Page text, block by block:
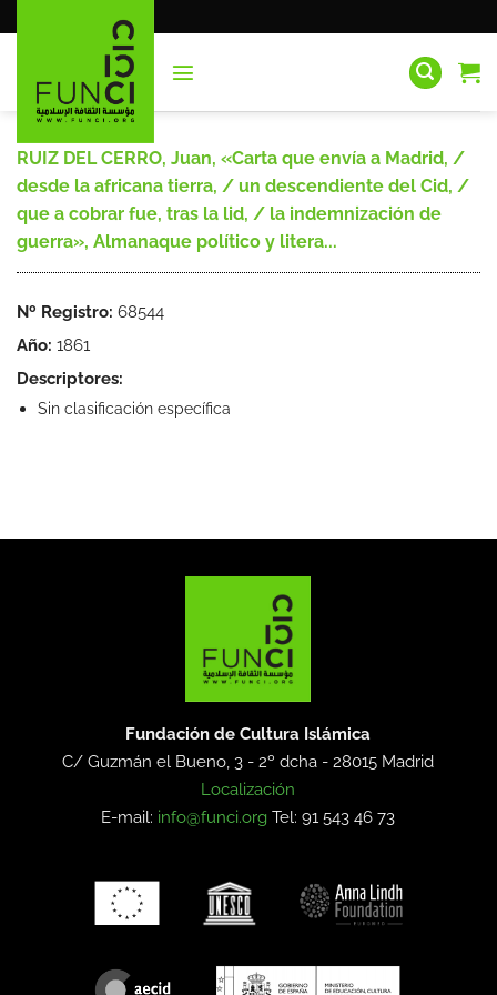
al
RUIZ DEL CERRO, Juan, «Carta que envía a Madrid, /
desde la africana tierra, / un descendiente del Cid, /
que a cobrar fue, tras la lid, / la indemnización de
guerra», Almanaque político y litera...
Nº Registro: 68544
Año: 1861
Descriptores:
Sin clasificación específica
Fundación de Cultura Islámica
C/ Guzmán el Bueno, 3 - 2º dcha -28015 Madrid
Localización
E-mail: info@funci.org Tel: 91 543 46 73